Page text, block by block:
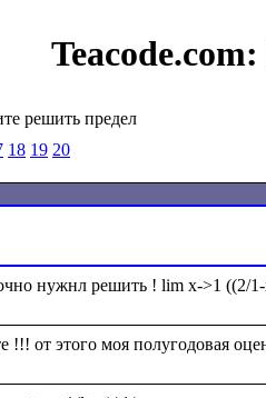
Teacode.com:
решить предел
18 19 20